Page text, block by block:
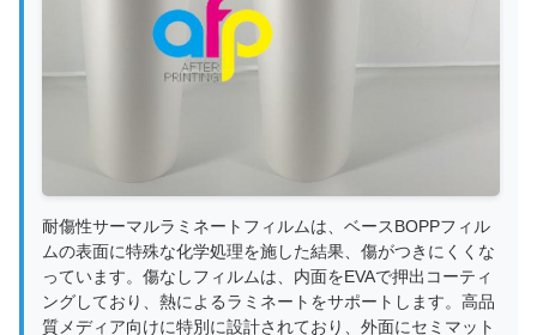
耐傷性サーマルラミネートフィルムは、ベースBOPPフィル
ムの表面に特殊な化学処理を施した結果、傷がつきにくくな
っています。傷なしフィルムは、内面をEVAで押出コーティ
ングしており、熱によるラミネートをサポートします。高品
質メディア向けに特別に設計されており、外面にセミマット